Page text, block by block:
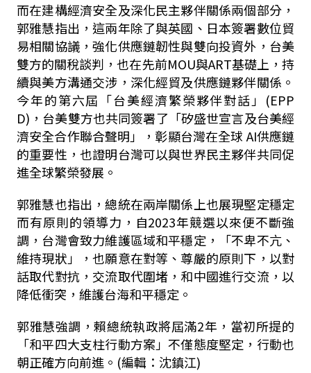
而在建構經濟安全及深化民主夥伴關係兩個部分，
郭雅慧指出，這兩年除了與英國、日本簽署數位貿
易相關協議，強化供應鏈韌性與雙向投資外，台美
雙方的關稅談判，也在先前MOU與ART基礎上，持
續與美方溝通交涉，深化經貿及供應鏈夥伴關係。
今年的第六屆「台美經濟繁榮夥伴對話」(EPP
D)，台美雙方也共同簽署了「矽盛世宣言及台美經
濟安全合作聯合聲明」，彰顯台灣在全球 AI供應鏈
的重要性，也證明台灣可以與世界民主夥伴共同促
進全球繁榮發展。
郭雅慧也指出，總統在兩岸關係上也展現堅定穩定
而有原則的領導力，自2023年競選以來便不斷強
調，台灣會致力維護區域和平穩定，「不卑不亢、
維持現狀」，也願意在對等、尊嚴的原則下，以對
話取代對抗，交流取代圍堵，和中國進行交流，以
降低衝突，維護台海和平穩定。
郭雅慧強調，賴總統執政將屆滿2年，當初所提的
「和平四大支柱行動方案」不僅態度堅定，行動也
朝正確方向前進。(編輯：沈鎮江)